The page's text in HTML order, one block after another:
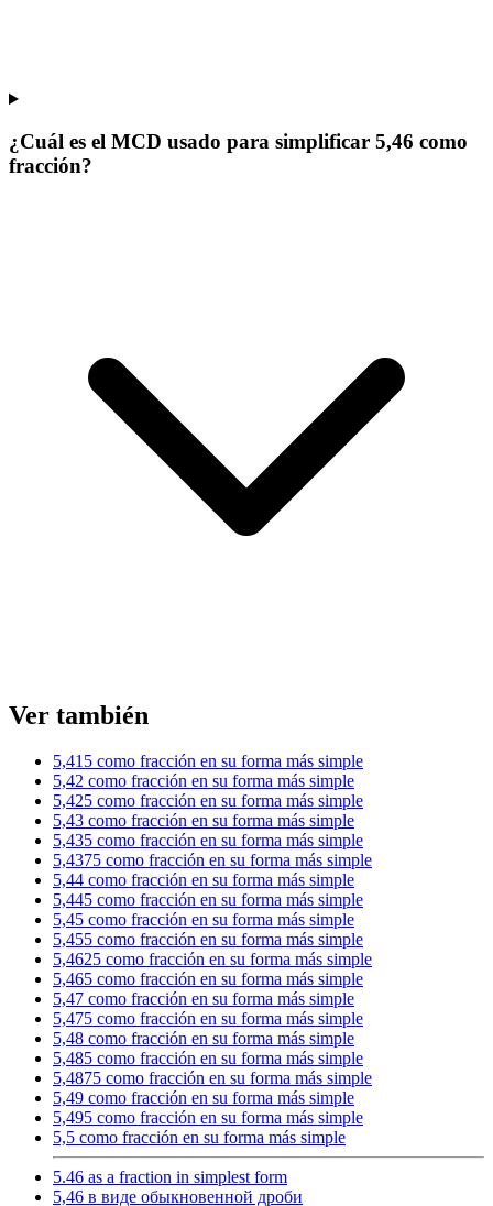
¿Cuál es el MCD usado para simplificar 5,46 como
fracción?
Ver también
5,415 como fracción en su forma más simple
5,42 como fracción en su forma más simple
5,425 como fracción en su forma más simple
5,43 como fracción en su forma más simple
5,435 como fracción en su forma más simple
5,4375 como fracción en su forma más simple
5,44 como fracción en su forma más simple
5,445 como fracción en su forma más simple
5,45 como fracción en su forma más simple
5,455 como fracción en su forma más simple
5,4625 como fracción en su forma más simple
5,465 como fracción en su forma más simple
5,47 como fracción en su forma más simple
5,475 como fracción en su forma más simple
5,48 como fracción en su forma más simple
5,485 como fracción en su forma más simple
5,4875 como fracción en su forma más simple
5,49 como fracción en su forma más simple
5,495 como fracción en su forma más simple
5,5 como fracción en su forma más simple
5.46 as a fraction in simplest form
5,46 в виде обыкновенной дроби